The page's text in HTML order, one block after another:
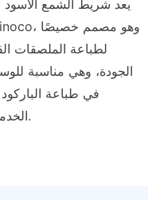
يعد شريط الشمع
لطباعة الملصقات
الجودة، وهي مناسبة
في طباعة
الخدمات اللوجستية وتجارة التجزئة والتخزين.